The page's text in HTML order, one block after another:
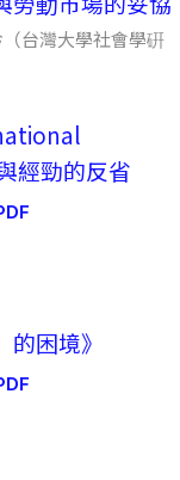
台灣大學社會學硏
經勁的反省
困境》